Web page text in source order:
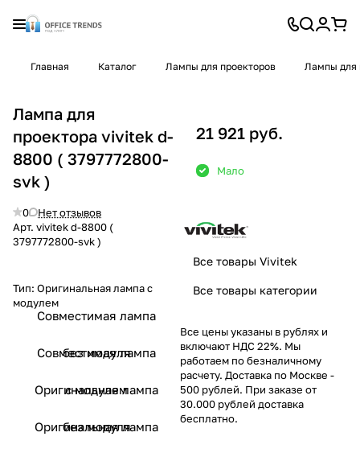
Главная Каталог Лампы для проекторов Лампы для
Лампа для
проектора vivitek d-
8800 ( 3797772800-
svk )
0
Нет отзывов
Арт. vivitek d-8800 (
3797772800-svk )
Тип: Оригинальная лампа с
модулем
Совместимая лампа
без модуля
Совместимая лампа
с модулем
Оригинальная лампа
без модуля
Оригинальная лампа
21 921 руб.
Мало
Все товары Vivitek
Все товары категории
Все цены указаны в рублях и
включают НДС 22%. Мы
работаем по безналичному
расчету. Доставка по Москве -
500 рублей. При заказе от
30.000 рублей доставка
бесплатно.